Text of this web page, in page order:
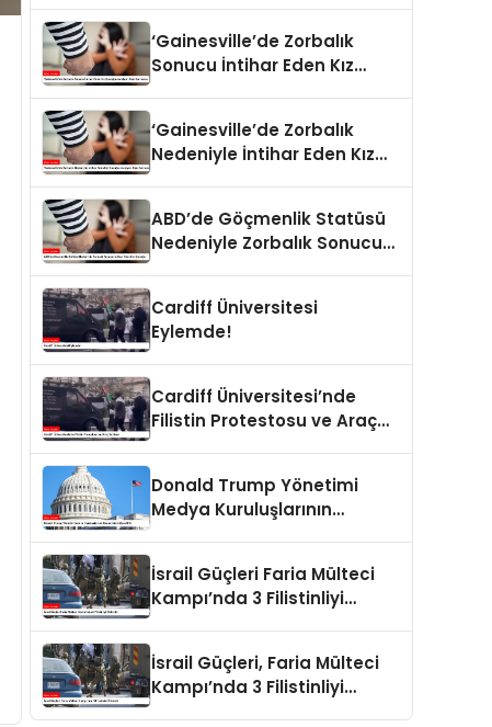
‘Gainesville’de Zorbalık
Sonucu İntihar Eden Kız
‘Gainesville’de Zorbalık
Nedeniyle İntihar Eden Kız
ABD’de Göçmenlik Statüsü
Nedeniyle Zorbalık Sonucu
Cardiff Üniversitesi
Eylemde!
Cardiff Üniversitesi’nde
Filistin Protestosu ve Araç
Donald Trump Yönetimi
Medya Kuruluşlarının
İsrail Güçleri Faria Mülteci
Kampı’nda 3 Filistinliyi
İsrail Güçleri, Faria Mülteci
Kampı’nda 3 Filistinliyi